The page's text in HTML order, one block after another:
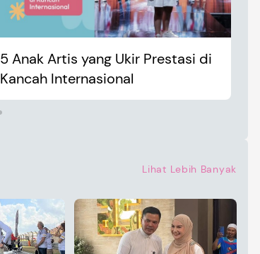
5 Anak Artis yang Ukir Prestasi di
Kancah Internasional
Lihat Lebih Banyak